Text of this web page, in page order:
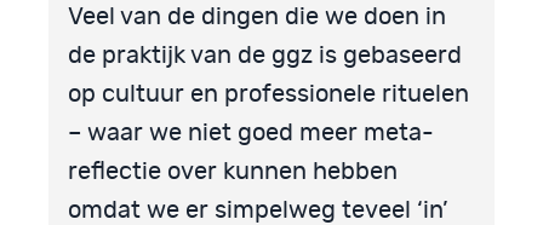
Veel van de dingen die we doen in
de praktijk van de ggz is gebaseerd
op cultuur en professionele rituelen
– waar we niet goed meer meta-
reflectie over kunnen hebben
omdat we er simpelweg teveel ‘in’